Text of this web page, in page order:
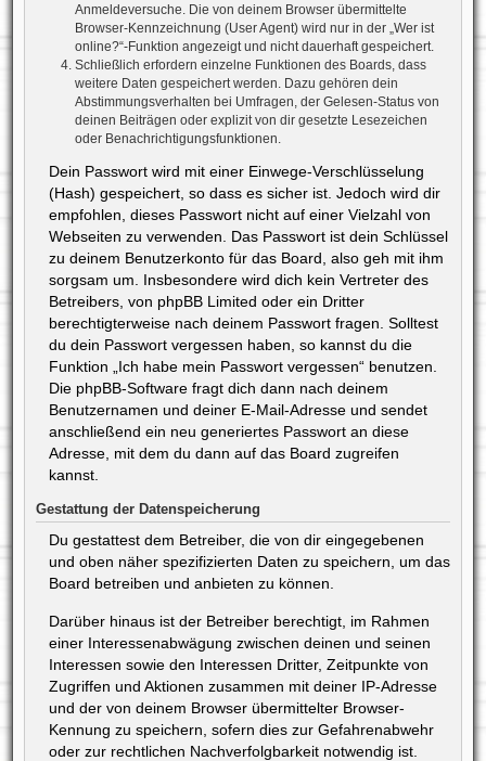
Anmeldeversuche. Die von deinem Browser übermittelte
Browser-Kennzeichnung (User Agent) wird nur in der „Wer ist
online?“-Funktion angezeigt und nicht dauerhaft gespeichert.
Schließlich erfordern einzelne Funktionen des Boards, dass
weitere Daten gespeichert werden. Dazu gehören dein
Abstimmungsverhalten bei Umfragen, der Gelesen-Status von
deinen Beiträgen oder explizit von dir gesetzte Lesezeichen
oder Benachrichtigungsfunktionen.
Dein Passwort wird mit einer Einwege-Verschlüsselung
(Hash) gespeichert, so dass es sicher ist. Jedoch wird dir
empfohlen, dieses Passwort nicht auf einer Vielzahl von
Webseiten zu verwenden. Das Passwort ist dein Schlüssel
zu deinem Benutzerkonto für das Board, also geh mit ihm
sorgsam um. Insbesondere wird dich kein Vertreter des
Betreibers, von phpBB Limited oder ein Dritter
berechtigterweise nach deinem Passwort fragen. Solltest
du dein Passwort vergessen haben, so kannst du die
Funktion „Ich habe mein Passwort vergessen“ benutzen.
Die phpBB-Software fragt dich dann nach deinem
Benutzernamen und deiner E-Mail-Adresse und sendet
anschließend ein neu generiertes Passwort an diese
Adresse, mit dem du dann auf das Board zugreifen
kannst.
Gestattung der Datenspeicherung
Du gestattest dem Betreiber, die von dir eingegebenen
und oben näher spezifizierten Daten zu speichern, um das
Board betreiben und anbieten zu können.
Darüber hinaus ist der Betreiber berechtigt, im Rahmen
einer Interessenabwägung zwischen deinen und seinen
Interessen sowie den Interessen Dritter, Zeitpunkte von
Zugriffen und Aktionen zusammen mit deiner IP-Adresse
und der von deinem Browser übermittelter Browser-
Kennung zu speichern, sofern dies zur Gefahrenabwehr
oder zur rechtlichen Nachverfolgbarkeit notwendig ist.